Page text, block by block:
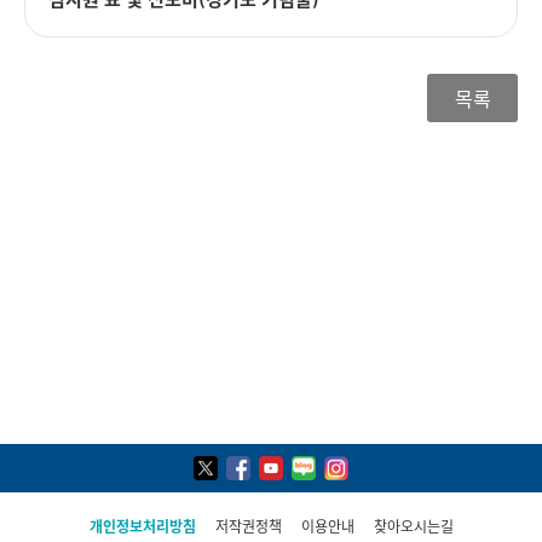
목록
개인정보처리방침 저작권정책 이용안내 찾아오시는길